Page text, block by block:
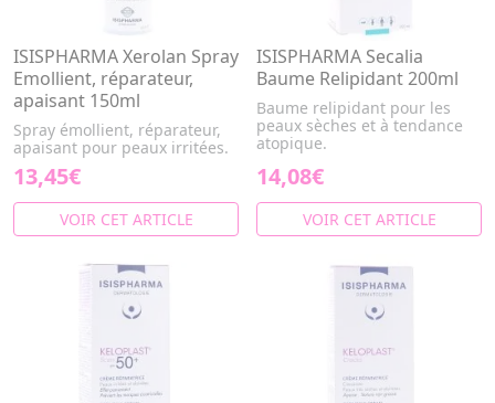
ISISPHARMA Xerolan Spray
Emollient, réparateur,
apaisant 150ml
Spray émollient, réparateur,
apaisant pour peaux irritées.
13,45€
VOIR CET ARTICLE
ISISPHARMA Secalia
Baume Relipidant 200ml
Baume relipidant pour les
peaux sèches et à tendance
atopique.
14,08€
VOIR CET ARTICLE